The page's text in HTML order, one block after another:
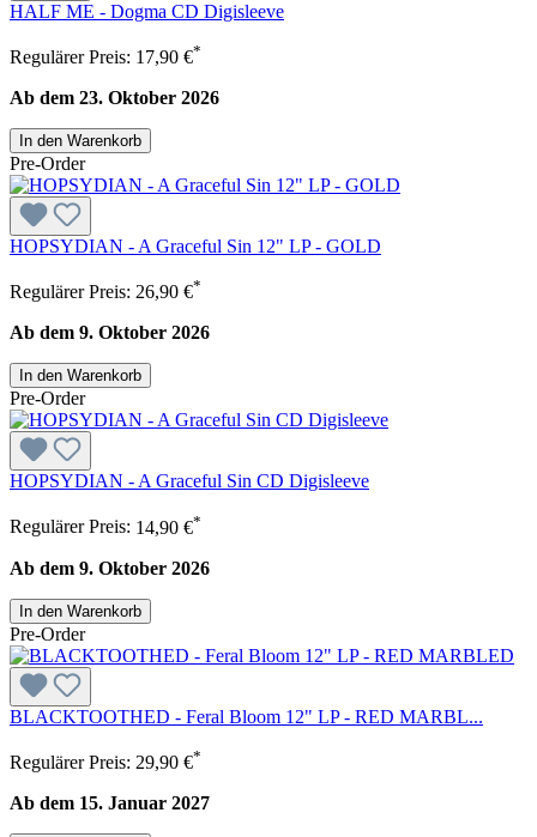
HALF ME - Dogma CD Digisleeve
Regulärer Preis: 17,90 €*
Ab dem 23. Oktober 2026
In den Warenkorb
Pre-Order
HOPSYDIAN - A Graceful Sin 12" LP - GOLD
Regulärer Preis: 26,90 €*
Ab dem 9. Oktober 2026
In den Warenkorb
Pre-Order
HOPSYDIAN - A Graceful Sin CD Digisleeve
Regulärer Preis: 14,90 €*
Ab dem 9. Oktober 2026
In den Warenkorb
Pre-Order
BLACKTOOTHED - Feral Bloom 12" LP - RED MARBL...
Regulärer Preis: 29,90 €*
Ab dem 15. Januar 2027